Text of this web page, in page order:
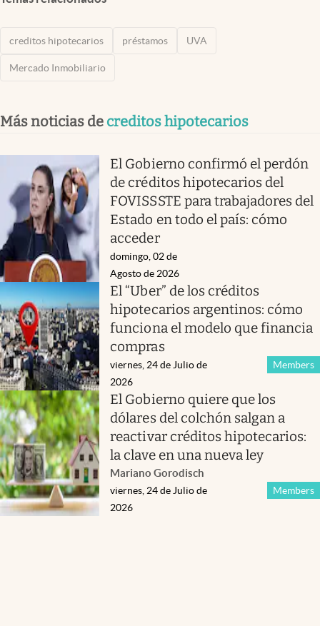
creditos hipotecarios préstamos UVA
Mercado Inmobiliario
Más noticias de creditos hipotecarios
El Gobierno confirmó el perdón
de créditos hipotecarios del
FOVISSSTE para trabajadores del
Estado en todo el país: cómo
acceder
domingo, 02 de
Agosto de 2026
El “Uber” de los créditos
hipotecarios argentinos: cómo
funciona el modelo que financia
compras
Members
viernes, 24 de Julio de
2026
El Gobierno quiere que los
dólares del colchón salgan a
reactivar créditos hipotecarios:
la clave en una nueva ley
Mariano Gorodisch
Members
viernes, 24 de Julio de
2026